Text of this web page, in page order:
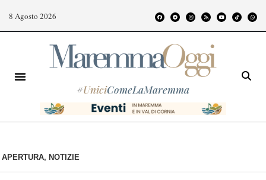
8 Agosto 2026
#UniciComeLaMaremma
APERTURA, NOTIZIE